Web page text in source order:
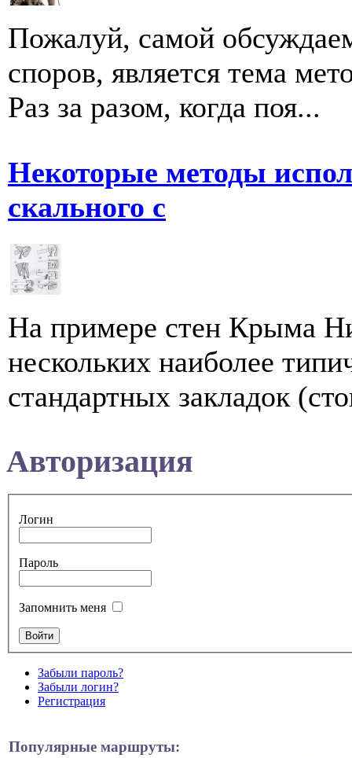
Пожалуй, самой
споров, является тема
Раз за разом, когда поя...
Некоторые методы
скального с
На примере стен Крыма
нескольких наиболее
стандартных закладок
Авторизация
Логин
Пароль
Запомнить меня
Забыли пароль?
Забыли логин?
Регистрация
Популярные маршруты: